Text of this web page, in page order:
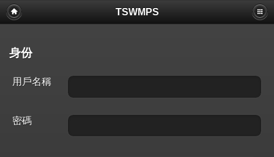
TSWMPS
身份
用戶名稱
密碼